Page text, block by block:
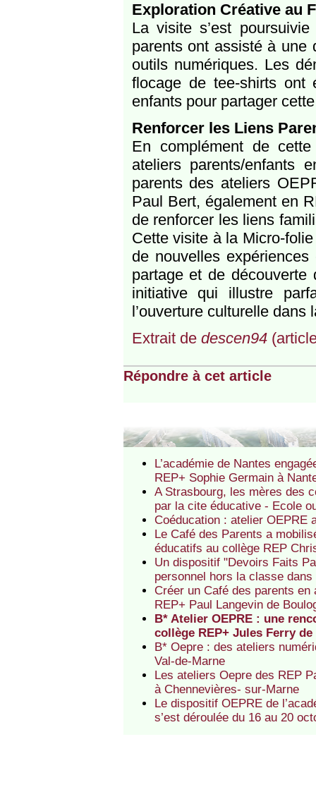
Exploration Créative au
La visite s’est
parents ont assisté à une
outils numériques. Les
flocage de tee-shirts
enfants pour partager
Renforcer les Liens
En complément de cette
ateliers parents/enfants
parents des ateliers
Paul Bert, également en
de renforcer les liens
Cette visite à la Micro-
de nouvelles
partage et de découverte
initiative qui illustre
l’ouverture culturelle dans
Extrait de descen94
Répondre à cet article
L’académie de Nantes
REP+ Sophie Germain à
A Strasbourg, les mères des
par la cite éducative - Ecole
Coéducation : atelier OEPRE
Le Café des Parents a
éducatifs au collège REP
Un dispositif "Devoirs Faits
personnel hors la classe
Créer un Café des parents
REP+ Paul Langevin de
B* Atelier OEPRE : une
collège REP+ Jules Ferry
B* Oepre : des ateliers
Val-de-Marne
Les ateliers Oepre des REP
à Chennevières- sur-Marne
Le dispositif OEPRE de
s’est déroulée du 16 au 20